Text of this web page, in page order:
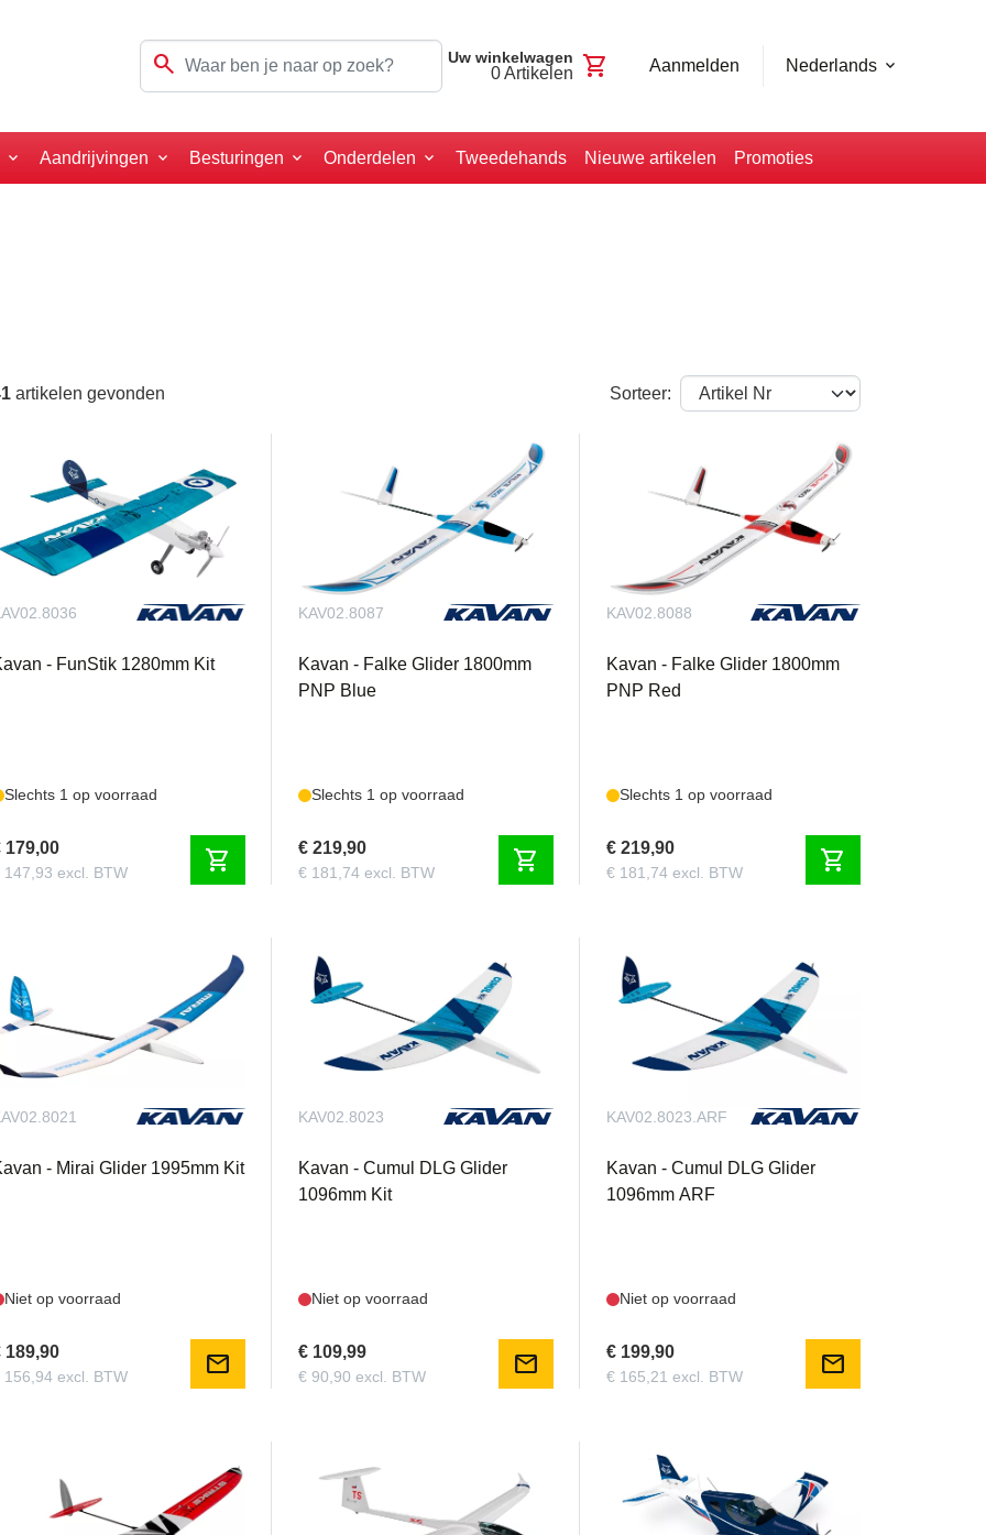
search Uw winkelwagen
0Artikelen shopping_cart Aanmelden Nederlands
Aandrijvingen Besturingen Onderdelen Tweedehands Nieuwe artikelen Promoties
artikelen gevonden Sorteer:
- FunStik 1280mm Kit
Slechts 1 op voorraad
179,00
147,93 excl. BTW shopping_cart
KAV02.8087
Kavan - Falke Glider 1800mm
PNP Blue
Slechts 1 op voorraad
€ 219,90
€ 181,74 excl. BTW shopping_cart
KAV02.8088
Kavan - Falke Glider 1800mm
PNP Red
Slechts 1 op voorraad
€ 219,90
€ 181,74 excl. BTW shopping_cart
- Mirai Glider 1995mm Kit
Niet op voorraad
189,90
156,94 excl. BTW mail
KAV02.8023
Kavan - Cumul DLG Glider
1096mm Kit
Niet op voorraad
€ 109,99
€ 90,90 excl. BTW mail
KAV02.8023.ARF
Kavan - Cumul DLG Glider
1096mm ARF
Niet op voorraad
€ 199,90
€ 165,21 excl. BTW mail